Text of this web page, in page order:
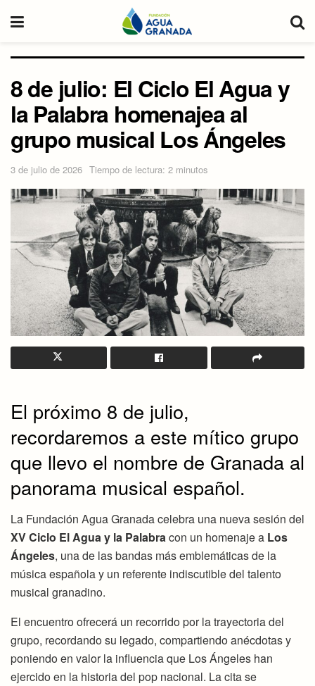
8 de julio: El Ciclo El Agua y
la Palabra homenajea al
grupo musical Los Ángeles
3 de julio de 2026 Tiempo de lectura: 2 minutos
El próximo 8 de julio,
recordaremos a este mítico grupo
que llevo el nombre de Granada al
panorama musical español.
La Fundación Agua Granada celebra una nueva sesión del
XV Ciclo El Agua y la Palabracon un homenaje a Los
Ángeles, una de las bandas más emblemáticas de la
música española y un referente indiscutible del talento
musical granadino.
El encuentro ofrecerá un recorrido por la trayectoria del
grupo, recordando su legado, compartiendo anécdotas y
poniendo en valor la influencia que Los Ángeles han
ejercido en la historia del pop nacional. La cita se